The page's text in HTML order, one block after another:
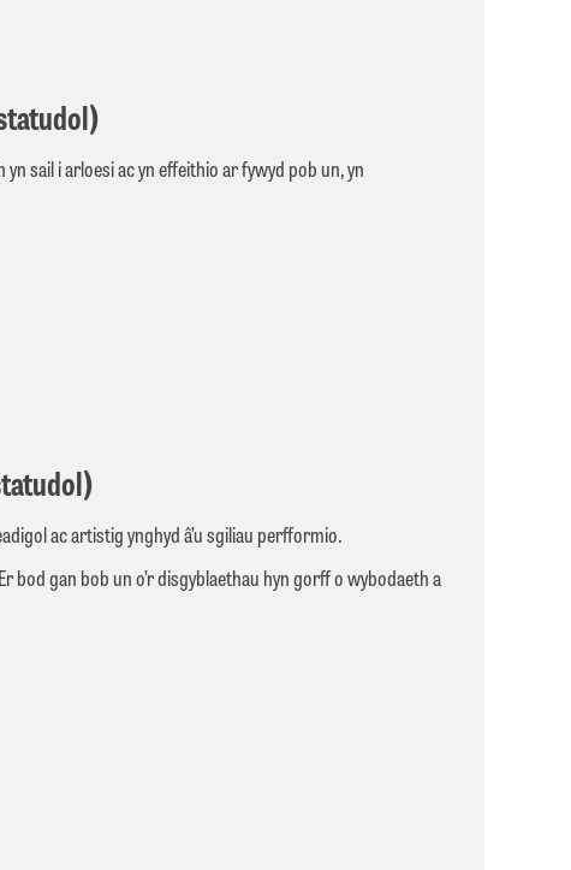
sail i arloesi ac yn effeithio ar fywyd pob un, yn
ac artistig ynghyd â’u sgiliau perfformio.
bod gan bob un o’r disgyblaethau hyn gorff o wybodaeth a